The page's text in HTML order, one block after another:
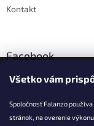
Všetko vám
Spoločnosť Falanzo
stránok, na overenie
Kontakt
Facebook
Falanzo.sk